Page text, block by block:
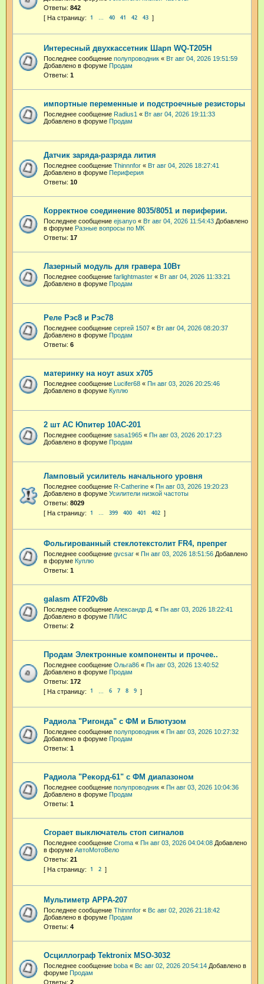
Ответы: 842
1 … 40 41 42 43
Интересный двухкассетник Шарп WQ-T205H
Последнее сообщение полупроводник « Вт авг 04, 2026 19:51:59
Добавлено в форуме Продам
Ответы: 1
импортные переменные и подстроечные резисторы
Последнее сообщение Radius1 « Вт авг 04, 2026 19:11:33
Добавлено в форуме Продам
Датчик заряда-разряда лития
Последнее сообщение Thinnnfor « Вт авг 04, 2026 18:27:41
Добавлено в форуме Периферия
Ответы: 10
Корректное соединение 8035/8051 и периферии.
Последнее сообщение ejsanyo « Вт авг 04, 2026 11:54:43 Добавлено
в форуме Разные вопросы по МК
Ответы: 17
Лазерный модуль для гравера 10Вт
Последнее сообщение farlightmaster « Вт авг 04, 2026 11:33:21
Добавлено в форуме Продам
Реле Рэс8 и Рэс78
Последнее сообщение сергей 1507 « Вт авг 04, 2026 08:20:37
Добавлено в форуме Продам
Ответы: 6
материнку на ноут asux x705
Последнее сообщение Lucifer68 « Пн авг 03, 2026 20:25:46
Добавлено в форуме Куплю
2 шт АС Юпитер 10АС-201
Последнее сообщение sasa1965 « Пн авг 03, 2026 20:17:23
Добавлено в форуме Продам
Ламповый усилитель начального уровня
Последнее сообщение R-Catherine « Пн авг 03, 2026 19:20:23
Добавлено в форуме Усилители низкой частоты
Ответы: 8029
1 … 399 400 401 402
Фольгированный стеклотекстолит FR4, препрег
Последнее сообщение gvcsar « Пн авг 03, 2026 18:51:56 Добавлено
в форуме Куплю
Ответы: 1
galasm ATF20v8b
Последнее сообщение Александр Д. « Пн авг 03, 2026 18:22:41
Добавлено в форуме ПЛИС
Ответы: 2
Продам Электронные компоненты и прочее..
Последнее сообщение Ольга86 « Пн авг 03, 2026 13:40:52
Добавлено в форуме Продам
Ответы: 172
1 6 7 8 9
Радиола "Ригонда" с ФМ и Блютузом
Последнее сообщение полупроводник « Пн авг 03, 2026 10:27:32
Добавлено в форуме Продам
Ответы: 1
Радиола "Рекорд-61" с ФМ диапазоном
Последнее сообщение полупроводник « Пн авг 03, 2026 10:04:36
Добавлено в форуме Продам
Ответы: 1
Сгорает выключатель стоп сигналов
Последнее сообщение Croma « Пн авг 03, 2026 04:04:08 Добавлено
в форуме АвтоМотоВело
Ответы: 21
1 2
Мультиметр APPA-207
Последнее сообщение Thinnnfor « Вс авг 02, 2026 21:18:42
Добавлено в форуме Продам
Ответы: 4
Осциллограф Tektronix MSO-3032
Последнее сообщение boba « Вс авг 02, 2026 20:54:14 Добавлено в
форуме Продам
Ответы: 2